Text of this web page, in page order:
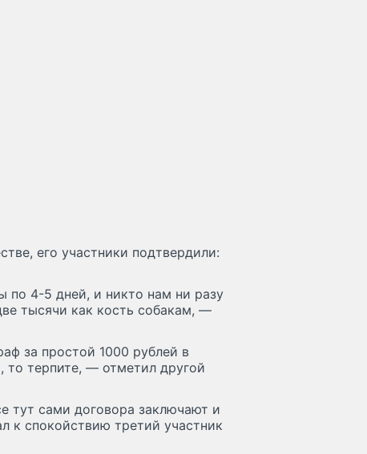
его участники подтвердили:
4-5 дней, и никто нам ни разу
тысячи как кость собакам, —
за простой 1000 рублей в
то терпите, — отметил другой
тут сами договора заключают и
к спокойствию третий участник